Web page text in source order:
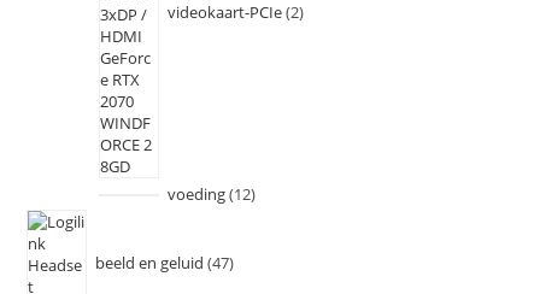
videokaart-PCIe 2
voeding 12
beeld en geluid 47